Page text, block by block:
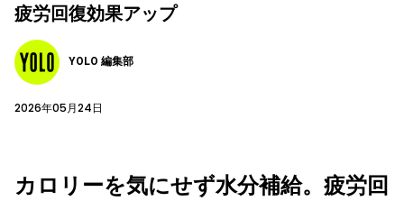
疲労回復効果アップ
YOLO 編集部
2026年05月24日
カロリーを気にせず水分補給。疲労回